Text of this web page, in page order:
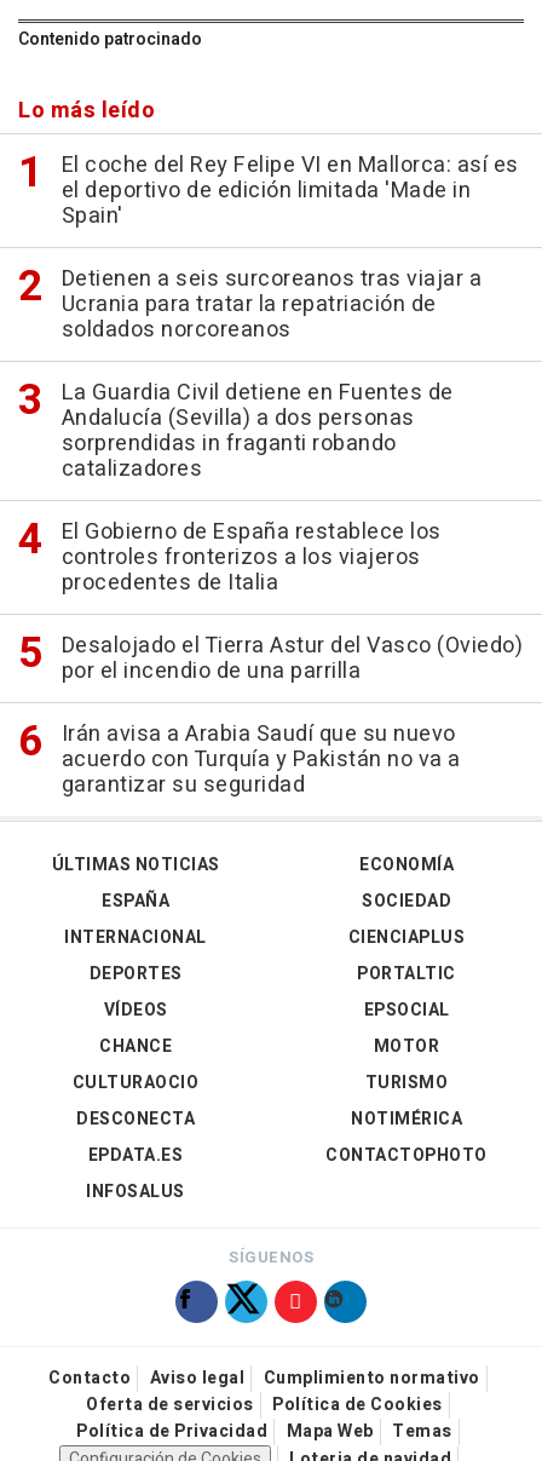
Contenido patrocinado
Lo más leído
El coche del Rey Felipe VI en Mallorca: así es
el deportivo de edición limitada 'Made in
Spain'
Detienen a seis surcoreanos tras viajar a
Ucrania para tratar la repatriación de
soldados norcoreanos
La Guardia Civil detiene en Fuentes de
Andalucía (Sevilla) a dos personas
sorprendidas in fraganti robando
catalizadores
El Gobierno de España restablece los
controles fronterizos a los viajeros
procedentes de Italia
Desalojado el Tierra Astur del Vasco (Oviedo)
por el incendio de una parrilla
Irán avisa a Arabia Saudí que su nuevo
acuerdo con Turquía y Pakistán no va a
garantizar su seguridad
ÚLTIMAS NOTICIAS
ESPAÑA
INTERNACIONAL
DEPORTES
VÍDEOS
ECONOMÍA
SOCIEDAD
CIENCIAPLUS
PORTALTIC
EPSOCIAL
CHANCE
CULTURAOCIO
DESCONECTA
EPDATA.ES
INFOSALUS
MOTOR
TURISMO
NOTIMÉRICA
CONTACTOPHOTO
SÍGUENOS
Contacto Aviso legal
Cumplimiento normativo
Oferta de servicios
Política de Cookies
Política de Privacidad
Mapa Web
Temas